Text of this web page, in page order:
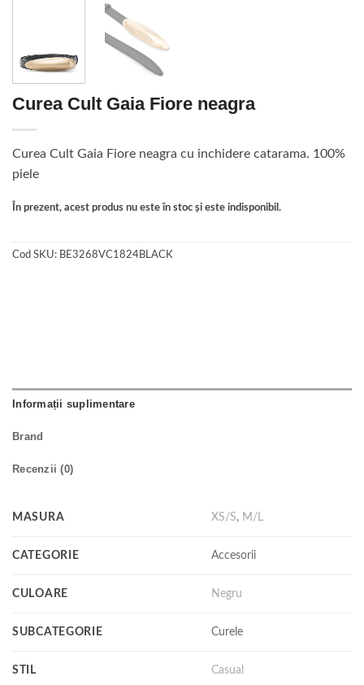
Curea Cult Gaia Fiore neagra
Curea Cult Gaia Fiore neagra cu inchidere catarama. 100%
piele
În prezent, acest produs nu este în stoc și este indisponibil.
Cod SKU: BE3268VC1824BLACK
Informații suplimentare
Brand
Recenzii (0)
MASURA XS/S, M/L
CATEGORIE Accesorii
CULOARE Negru
SUBCATEGORIE Curele
STIL Casual